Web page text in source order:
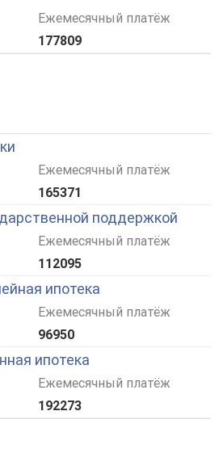
Ежемесячный платёж
177809
Ежемесячный платёж
165371
поддержкой
Ежемесячный платёж
112095
ипотека
Ежемесячный платёж
96950
ипотека
Ежемесячный платёж
192273